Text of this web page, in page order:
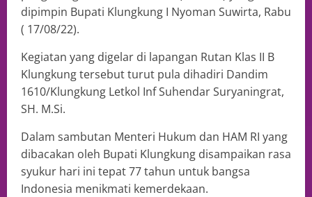
dipimpin Bupati Klungkung I Nyoman Suwirta, Rabu
( 17/08/22).
Kegiatan yang digelar di lapangan Rutan Klas II B
Klungkung tersebut turut pula dihadiri Dandim
1610/Klungkung Letkol Inf Suhendar Suryaningrat,
SH. M.Si.
Dalam sambutan Menteri Hukum dan HAM RI yang
dibacakan oleh Bupati Klungkung disampaikan rasa
syukur hari ini tepat 77 tahun untuk bangsa
Indonesia menikmati kemerdekaan.